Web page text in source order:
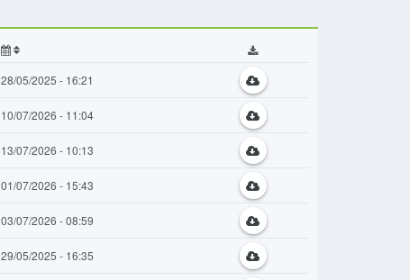
28/05/2025 - 16:21
10/07/2026 - 11:04
13/07/2026 - 10:13
01/07/2026 - 15:43
03/07/2026 - 08:59
29/05/2025 - 16:35